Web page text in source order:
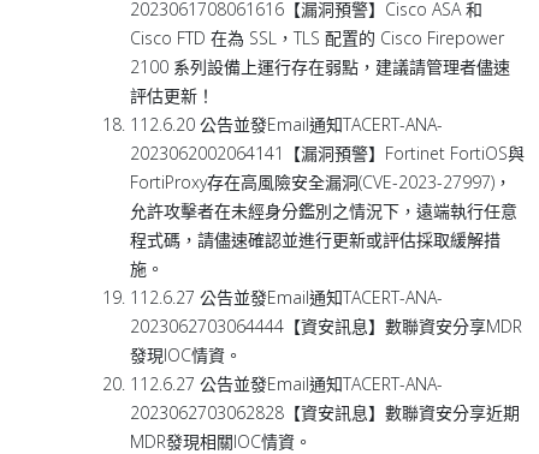
2023061708061616【漏洞預警】Cisco ASA 和
Cisco FTD 在為 SSL，TLS 配置的 Cisco Firepower
2100 系列設備上運行存在弱點，建議請管理者儘速
評估更新！
112.6.20 公告並發Email通知TACERT-ANA-
2023062002064141【漏洞預警】Fortinet FortiOS與
FortiProxy存在高風險安全漏洞(CVE-2023-27997)，
允許攻擊者在未經身分鑑別之情況下，遠端執行任意
程式碼，請儘速確認並進行更新或評估採取緩解措
施。
112.6.27 公告並發Email通知TACERT-ANA-
2023062703064444【資安訊息】數聯資安分享MDR
發現IOC情資。
112.6.27 公告並發Email通知TACERT-ANA-
2023062703062828【資安訊息】數聯資安分享近期
MDR發現相關IOC情資。